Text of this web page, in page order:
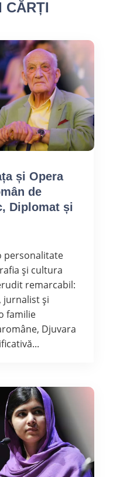
CĂRȚI
și Opera
de
Diplomat și
personalitate
și cultura
remarcabil:
jurnalist și
familie
Djuvara